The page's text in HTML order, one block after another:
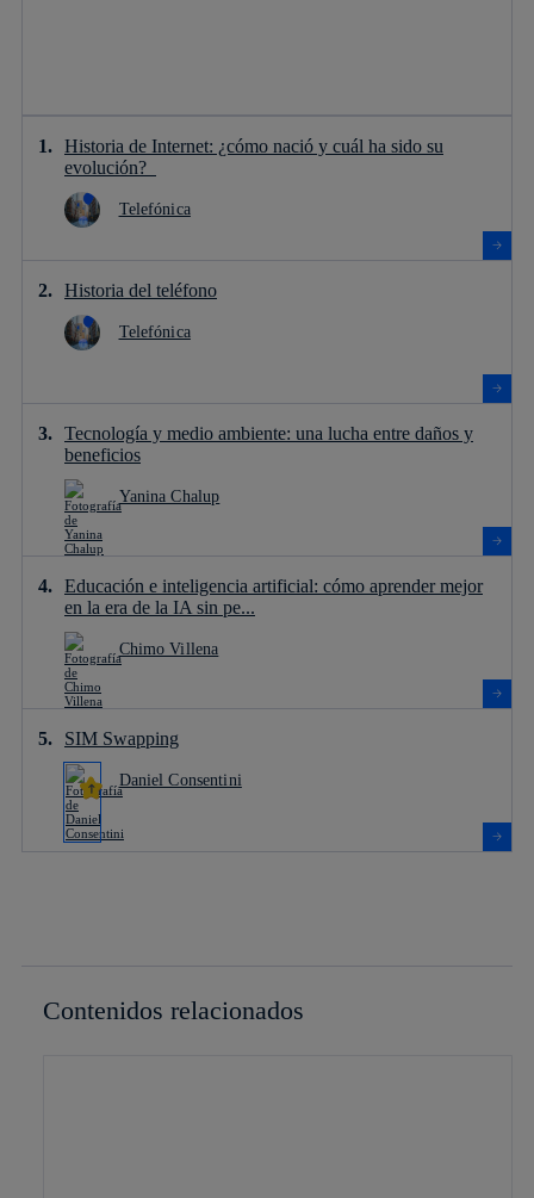
Historia de Internet: ¿cómo nació y cuál ha sido su
evolución?
Telefónica
Historia del teléfono
Telefónica
Tecnología y medio ambiente: una lucha entre daños y
beneficios
Yanina Chalup
Educación e inteligencia artificial: cómo aprender mejor
en la era de la IA sin pe...
Chimo Villena
SIM Swapping
Daniel Consentini
Contenidos relacionados